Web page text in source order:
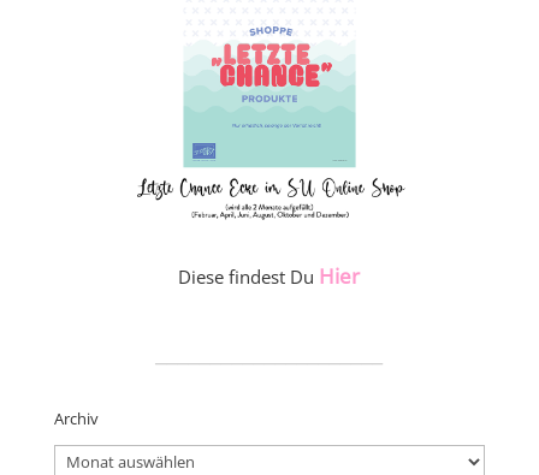
Diese findest Du Hier
Archiv
Archiv